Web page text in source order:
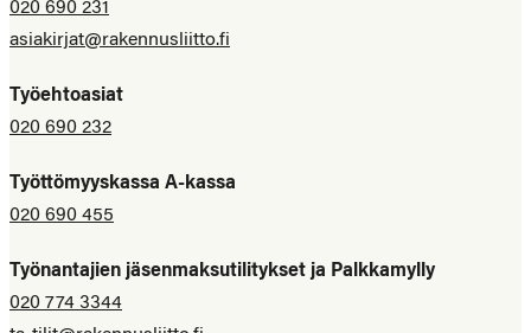
020 690 231
asiakirjat@rakennusliitto.fi
Työehtoasiat
020 690 232
Työttömyyskassa A-kassa
020 690 455
Työnantajien jäsenmaksutilitykset ja Palkkamylly
020 774 3344